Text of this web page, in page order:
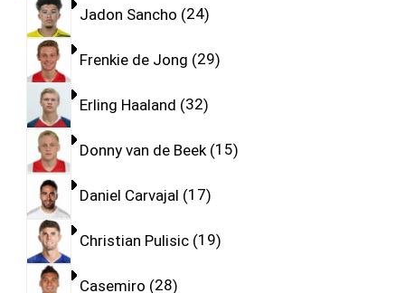
Jadon Sancho 24
Frenkie de Jong 29
Erling Haaland 32
Donny van de Beek 15
Daniel Carvajal 17
Christian Pulisic 19
Casemiro 28